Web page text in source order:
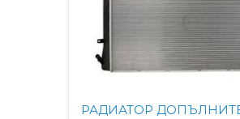
РАДИАТОР